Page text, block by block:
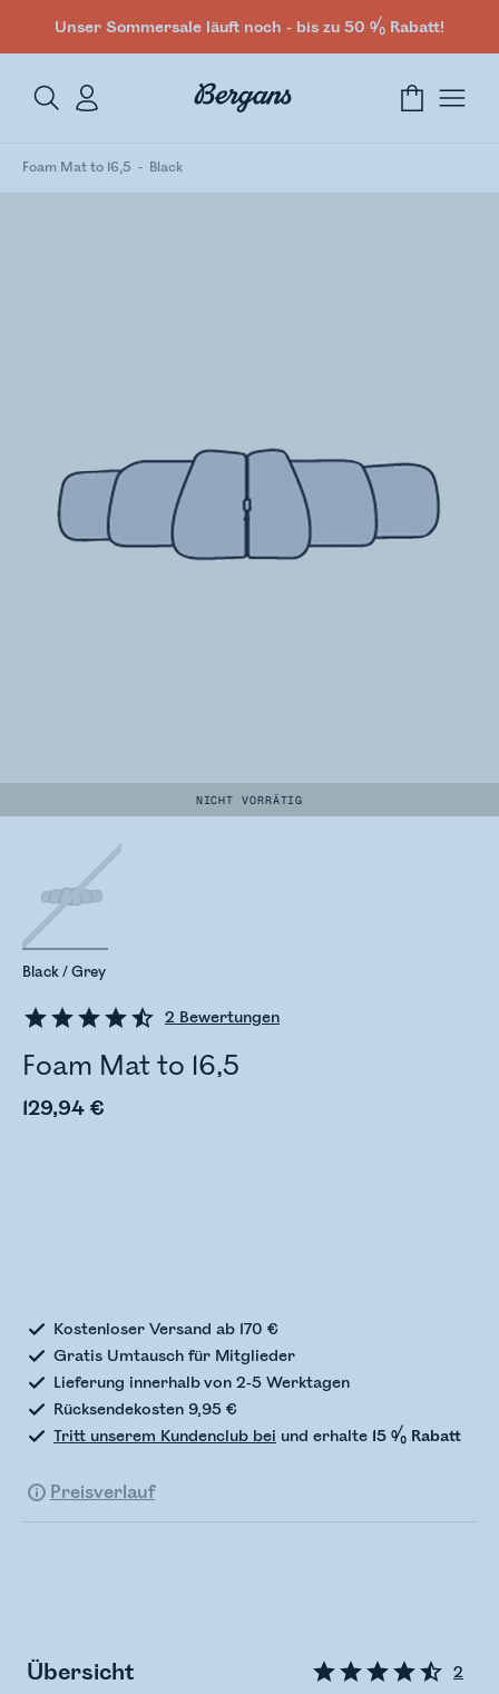
Unser Sommersale läuft noch - bis zu 50 % Rabatt!
Foam Mat to 16,5 Black
NICHT VORRÄTIG
2 Bewertungen
Foam Mat to 16,5
129,94 €
Black / Grey
Kostenloser Versand ab 170 €
Gratis Umtausch für Mitglieder
Lieferung innerhalb von 2-5 Werktagen
Rücksendekosten 9,95 €
Tritt unserem Kundenclub bei und erhalte 15 % Rabatt
Preisverlauf
Übersicht 2